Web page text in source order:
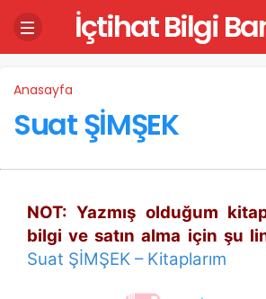
İçtihat Bilgi
Anasayfa
Suat ŞİMŞEK
NOT: Yazmış olduğum
bilgi ve satın alma için şu
Suat ŞİMŞEK – Kitaplarım